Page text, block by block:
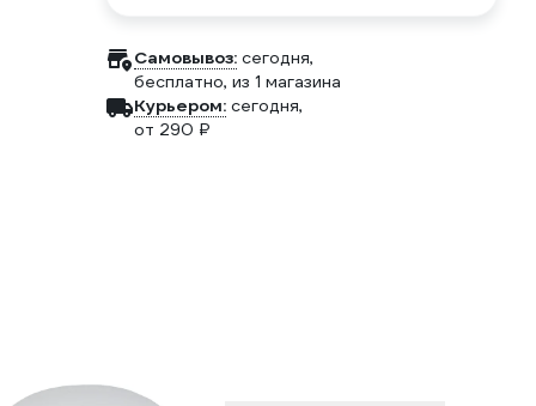
Самовывоз: сегодня,
бесплатно, из 1 магазина
Курьером: сегодня,
от 290 ₽